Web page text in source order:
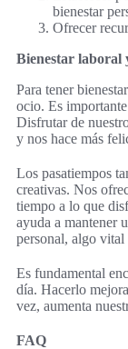
bienestar
Ofrecer
Bienestar laboral
Para tener
ocio. Es
Disfrutar de
y nos hace más
Los pasatiempos
creativas. Nos
tiempo a lo que
ayuda a mantener
personal, algo vital
Es fundamental
día. Hacerlo
vez, aumenta
FAQ